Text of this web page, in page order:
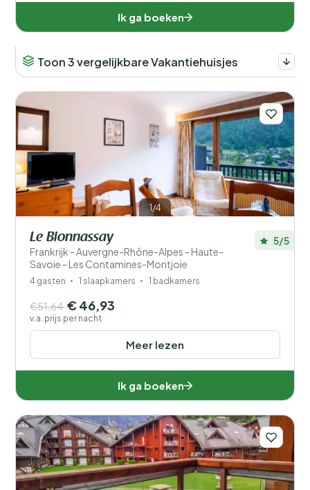
Ik ga boeken
Toon 3 vergelijkbare Vakantiehuisjes
1/4
Le Bionnassay
Frankrijk - Auvergne-Rhône-Alpes - Haute-
Savoie - Les Contamines-Montjoie
5/5
4 gasten 1 slaapkamers 1 badkamers
Meer lezen
€51,64 € 46,93
v.a. prijs per nacht
Ik ga boeken